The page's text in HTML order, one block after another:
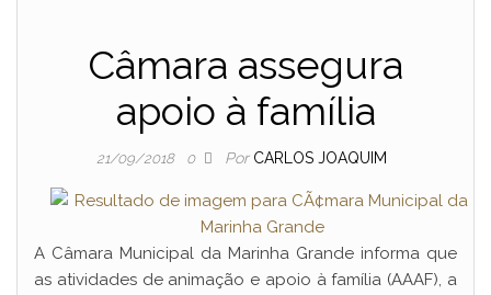
Câmara assegura
apoio à família
21/09/2018 0 Por CARLOS JOAQUIM
A Câmara Municipal da Marinha Grande informa que
as atividades de animação e apoio à família (AAAF), a